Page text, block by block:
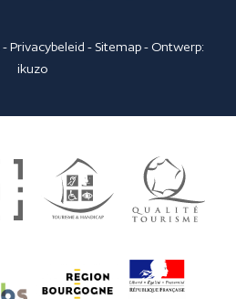
-Privacybeleid - Sitemap- Ontwerp:
ikuzo